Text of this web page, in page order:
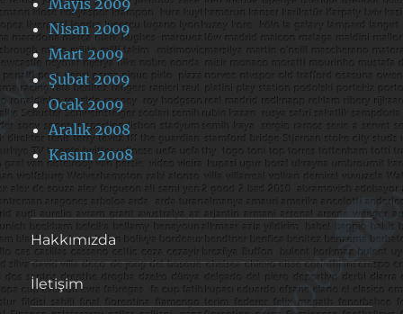
Nisan 2009
Mart 2009
Şubat 2009
Ocak 2009
Aralık 2008
Kasım 2008
Hakkımızda
İletişim